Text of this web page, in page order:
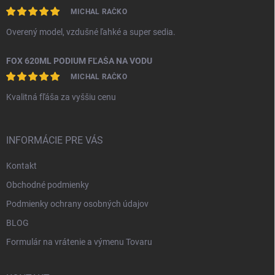
MICHAL RAČKO
Overený model, vzdušné ľahké a super sedia.
FOX 620ML PODIUM FĽAŠA NA VODU
MICHAL RAČKO
Kvalitná fľáša za vyššiu cenu
INFORMÁCIE PRE VÁS
Kontakt
Obchodné podmienky
Podmienky ochrany osobných údajov
BLOG
Formulár na vrátenie a výmenu Tovaru